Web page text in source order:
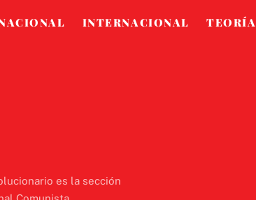
INTERNACIONAL TEORÍA
es la sección